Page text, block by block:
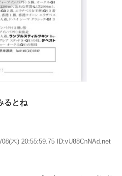
るとね
08(木) 20:55:59.75 ID:vU88CnNAd.net